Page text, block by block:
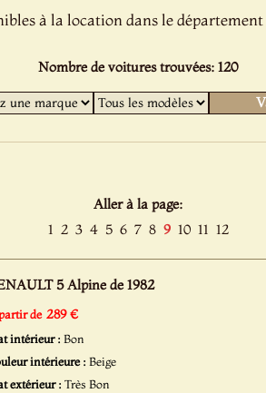
à la location dans le département
Nombre de voitures trouvées: 120
Aller à la page:
1 2 3 4 5 6 7 8 9 10 11 12
5 Alpine de 1982
de 289 €
intérieur :Bon
intérieure :Beige
extérieur :Très Bon